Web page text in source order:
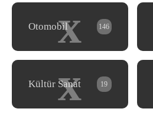
x
Otomobil 146
x
Kültür Sanat 19